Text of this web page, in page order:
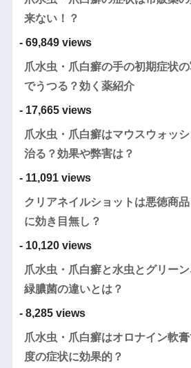
来ない！？
- 69,849 views
爪水虫・爪白癬の手の初期症状
でうつる？効く薬紹介
- 17,665 views
爪水虫・爪白癬はマウスウォッ
治る？効果や弊害は？
- 11,091 views
クリアネイルショットは悪徳商
に効き目無し？
- 10,120 views
爪水虫・爪白癬と水虫とグリー
緑膿菌の違いとは？
- 8,285 views
爪水虫・爪白癬はオロナイン軟
度の症状に効果的？